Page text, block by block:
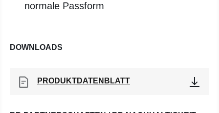
normale Passform
DOWNLOADS
PRODUKTDATENBLATT